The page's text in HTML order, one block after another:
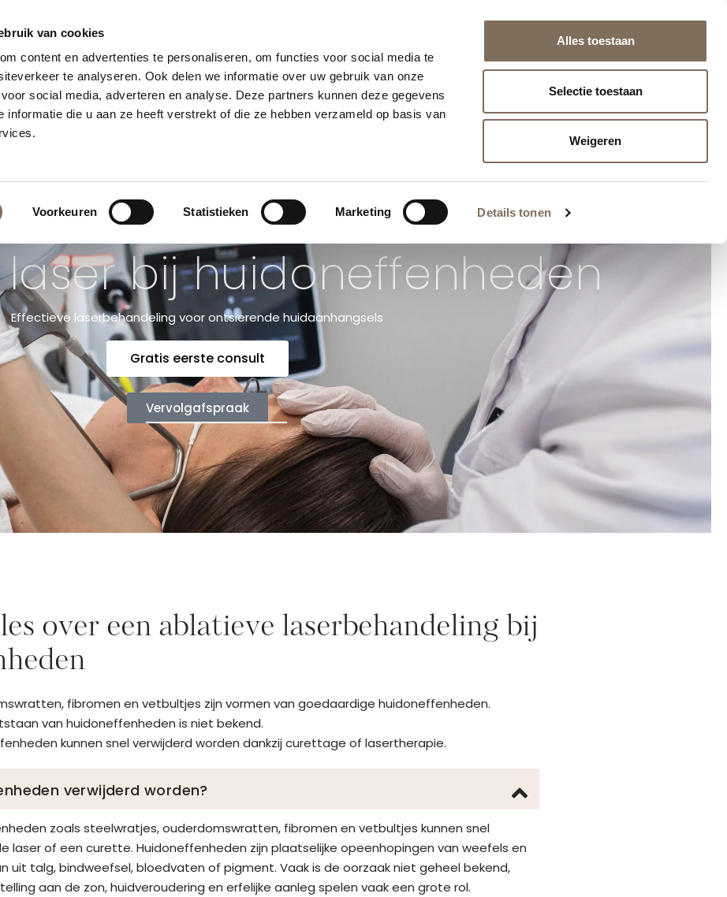
van cookies
content en advertenties te personaliseren, om functies voor social media te
te analyseren. Ook delen we informatie over uw gebruik van onze
social media, adverteren en analyse. Deze partners kunnen deze gegevens
informatie die u aan ze heeft verstrekt of die ze hebben verzameld op basis van
Voorkeuren Statistieken Marketing Details tonen
Alles toestaan
Selectie toestaan
Weigeren
BEHANDELINGENHUIDPROBLEMEN PRIJSLIJSTKLINIEKWEBSHOP
bij huidoneffenheden
Effectieve laserbehandeling voor ontsierende huidaanhangsels
Gratis eerste consult
Vervolgafspraak
over een ablatieve laserbehandeling bij
fibromen en vetbultjes zijn vormen van goedaardige huidoneffenheden.
van huidoneffenheden is niet bekend.
kunnen snel verwijderd worden dankzij curettage of lasertherapie.
verwijderd worden?
zoals steelwratjes, ouderdomswratten, fibromen en vetbultjes kunnen snel
laser of een curette. Huidoneffenheden zijn plaatselijke opeenhopingen van weefels en
uit talg, bindweefsel, bloedvaten of pigment. Vaak is de oorzaak niet geheel bekend,
aan de zon, huidveroudering en erfelijke aanleg spelen vaak een grote rol.